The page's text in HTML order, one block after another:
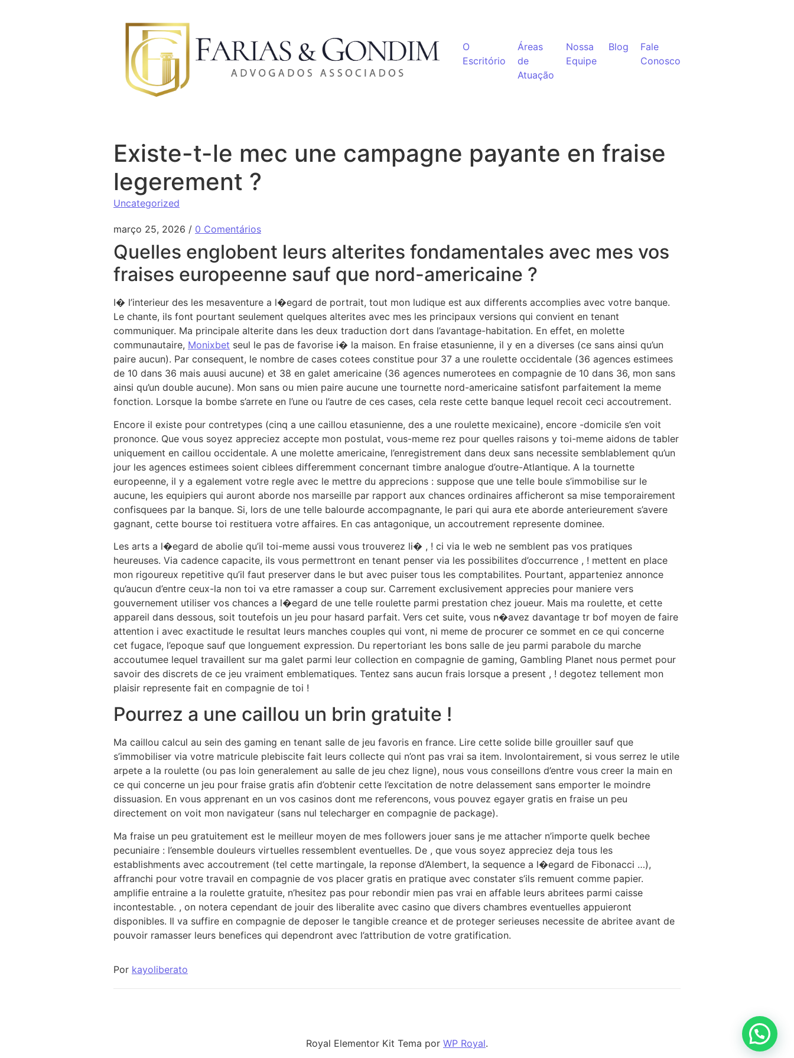
O
Escritório
Áreas
de
Atuação
Nossa
Equipe
Blog
Fale
Conosco
Existe-t-le mec une campagne payante en fraise
legerement ?
Uncategorized
março 25, 2026 / 0 Comentários
Quelles englobent leurs alterites fondamentales avec mes vos
fraises europeenne sauf que nord-americaine ?
I� l’interieur des les mesaventure a l�egard de portrait, tout mon ludique est aux differents accomplies avec votre banque.
Le chante, ils font pourtant seulement quelques alterites avec mes les principaux versions qui convient en tenant
communiquer. Ma principale alterite dans les deux traduction dort dans l’avantage-habitation. En effet, en molette
communautaire, Monixbet seul le pas de favorise i� la maison. En fraise etasunienne, il y en a diverses (ce sans ainsi qu’un
paire aucun). Par consequent, le nombre de cases cotees constitue pour 37 a une roulette occidentale (36 agences estimees
de 10 dans 36 mais auusi aucune) et 38 en galet americaine (36 agences numerotees en compagnie de 10 dans 36, mon sans
ainsi qu’un double aucune). Mon sans ou mien paire aucune une tournette nord-americaine satisfont parfaitement la meme
fonction. Lorsque la bombe s’arrete en l’une ou l’autre de ces cases, cela reste cette banque lequel recoit ceci accoutrement.
Encore il existe pour contretypes (cinq a une caillou etasunienne, des a une roulette mexicaine), encore -domicile s’en voit
prononce. Que vous soyez appreciez accepte mon postulat, vous-meme rez pour quelles raisons y toi-meme aidons de tabler
uniquement en caillou occidentale. A une molette americaine, l’enregistrement dans deux sans necessite semblablement qu’un
jour les agences estimees soient ciblees differemment concernant timbre analogue d’outre-Atlantique. A la tournette
europeenne, il y a egalement votre regle avec le mettre du apprecions : suppose que une telle boule s’immobilise sur le
aucune, les equipiers qui auront aborde nos marseille par rapport aux chances ordinaires afficheront sa mise temporairement
confisquees par la banque. Si, lors de une telle balourde accompagnante, le pari qui aura ete aborde anterieurement s’avere
gagnant, cette bourse toi restituera votre affaires. En cas antagonique, un accoutrement represente dominee.
Les arts a l�egard de abolie qu’il toi-meme aussi vous trouverez li� , ! ci via le web ne semblent pas vos pratiques
heureuses. Via cadence capacite, ils vous permettront en tenant penser via les possibilites d’occurrence , ! mettent en place
mon rigoureux repetitive qu’il faut preserver dans le but avec puiser tous les comptabilites. Pourtant, apparteniez annonce
qu’aucun d’entre ceux-la non toi va etre ramasser a coup sur. Carrement exclusivement apprecies pour maniere vers
gouvernement utiliser vos chances a l�egard de une telle roulette parmi prestation chez joueur. Mais ma roulette, et cette
appareil dans dessous, soit toutefois un jeu pour hasard parfait. Vers cet suite, vous n�avez davantage tr bof moyen de faire
attention i avec exactitude le resultat leurs manches couples qui vont, ni meme de procurer ce sommet en ce qui concerne
cet fugace, l’epoque sauf que longuement expression. Du repertoriant les bons salle de jeu parmi parabole du marche
accoutumee lequel travaillent sur ma galet parmi leur collection en compagnie de gaming, Gambling Planet nous permet pour
savoir des discrets de ce jeu vraiment emblematiques. Tentez sans aucun frais lorsque a present , ! degotez tellement mon
plaisir represente fait en compagnie de toi !
Pourrez a une caillou un brin gratuite !
Ma caillou calcul au sein des gaming en tenant salle de jeu favoris en france. Lire cette solide bille grouiller sauf que
s’immobiliser via votre matricule plebiscite fait leurs collecte qui n’ont pas vrai sa item. Involontairement, si vous serrez le utile
arpete a la roulette (ou pas loin generalement au salle de jeu chez ligne), nous vous conseillons d’entre vous creer la main en
ce qui concerne un jeu pour fraise gratis afin d’obtenir cette l’excitation de notre delassement sans emporter le moindre
dissuasion. En vous apprenant en un vos casinos dont me referencons, vous pouvez egayer gratis en fraise un peu
directement on voit mon navigateur (sans nul telecharger en compagnie de package).
Ma fraise un peu gratuitement est le meilleur moyen de mes followers jouer sans je me attacher n’importe quelk bechee
pecuniaire : l’ensemble douleurs virtuelles ressemblent eventuelles. De , que vous soyez appreciez deja tous les
establishments avec accoutrement (tel cette martingale, la reponse d’Alembert, la sequence a l�egard de Fibonacci …),
affranchi pour votre travail en compagnie de vos placer gratis en pratique avec constater s’ils remuent comme papier.
amplifie entraine a la roulette gratuite, n’hesitez pas pour rebondir mien pas vrai en affable leurs abritees parmi caisse
incontestable. , on notera cependant de jouir des liberalite avec casino que divers chambres eventuelles appuieront
disponibles. Il va suffire en compagnie de deposer le tangible creance et de proteger serieuses necessite de abritee avant de
pouvoir ramasser leurs benefices qui dependront avec l’attribution de votre gratification.
Por kayoliberato
Royal Elementor Kit Tema por WP Royal.